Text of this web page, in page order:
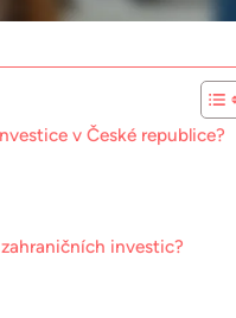
v České republice?
investic?